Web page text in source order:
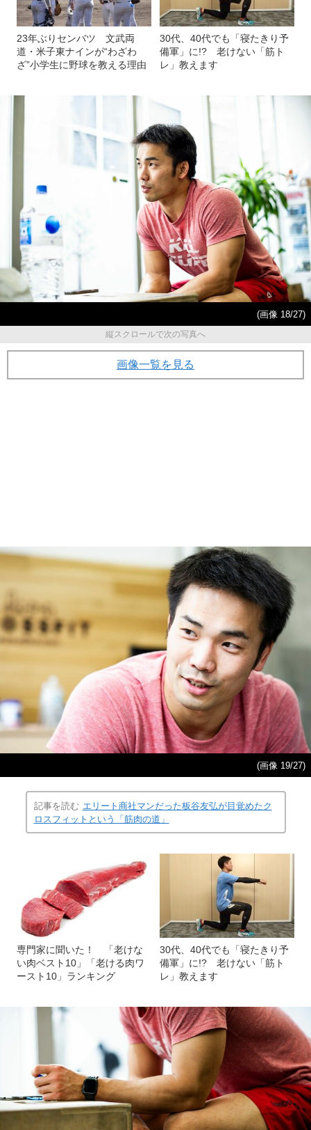
23年ぶりセンバツ 文武両
道・米子東ナインが“わざわ
ざ”小学生に野球を教える理由
30代、40代でも「寝たきり予
備軍」に!? 老けない「筋ト
レ」教えます
(画像 18/27)
縦スクロールで次の写真へ
画像一覧を見る
(画像 19/27)
記事を読む エリート商社マンだった板谷友弘が目覚めたク
ロスフィットという「筋肉の道」
専門家に聞いた！ 「老けな
い肉ベスト10」「老ける肉ワ
ースト10」ランキング
30代、40代でも「寝たきり予
備軍」に!? 老けない「筋ト
レ」教えます